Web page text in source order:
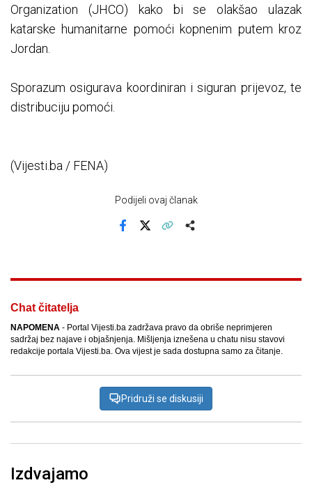
Organization (JHCO) kako bi se olakšao ulazak
katarske humanitarne pomoći kopnenim putem kroz
Jordan.
Sporazum osigurava koordiniran i siguran prijevoz, te
distribuciju pomoći.
(Vijesti.ba / FENA)
Podijeli ovaj članak
Chat čitatelja
NAPOMENA - Portal Vijesti.ba zadržava pravo da obriše neprimjeren
sadržaj bez najave i objašnjenja. Mišljenja iznešena u chatu nisu stavovi
redakcije portala Vijesti.ba. Ova vijest je sada dostupna samo za čitanje.
Pridruži se diskusiji
Izdvajamo